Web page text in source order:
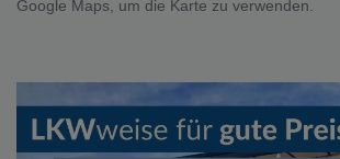
Google Maps, um die Karte zu verwenden.